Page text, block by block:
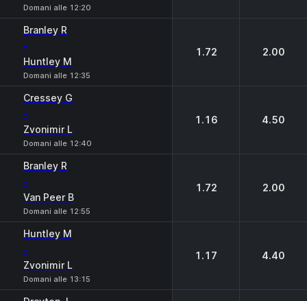
Domani alle 12:20
Branley R
-
Huntley М
Domani alle 12:35
1.72 2.00
Cressey G
-
Zvonimir L
Domani alle 12:40
1.16 4.50
Branley R
-
Van Peer B
Domani alle 12:55
1.72 2.00
Huntley М
-
Zvonimir L
Domani alle 13:15
1.17 4.40